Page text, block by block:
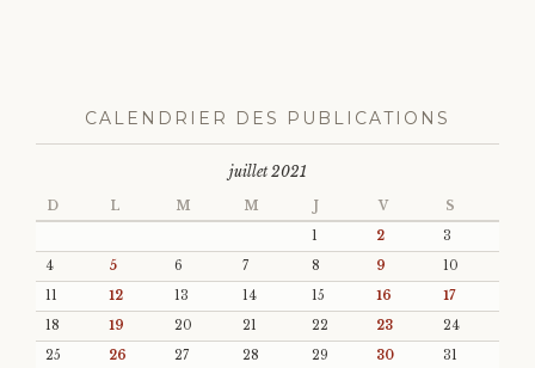
CALENDRIER DES PUBLICATIONS
juillet 2021
D L M M V S
1 2
3
4
5 6 7 8 9
10
11
12 13 14 15 16
17
18
19 20 21 22 23
24
25
26 27 28 29 30 31